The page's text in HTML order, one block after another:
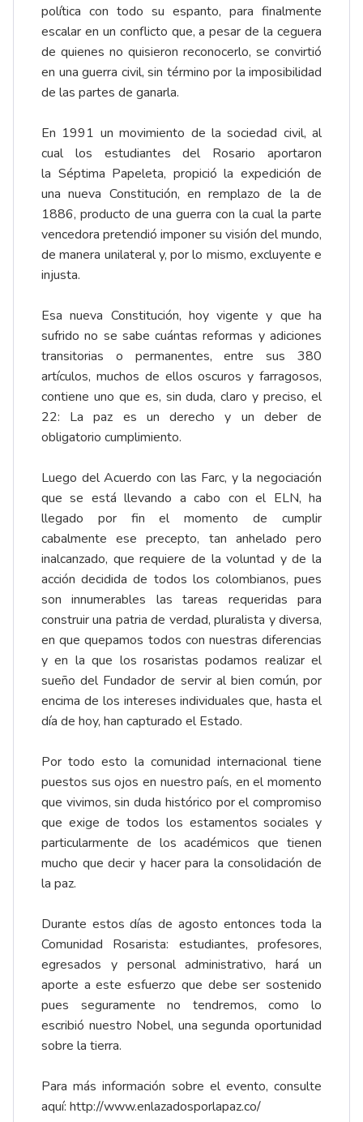
política con todo su espanto, para finalmente
escalar en un conflicto que, a pesar de la ceguera
de quienes no quisieron reconocerlo, se convirtió
en una guerra civil, sin término por la imposibilidad
de las partes de ganarla.
En 1991 un movimiento de la sociedad civil, al
cual los estudiantes del Rosario aportaron
la Séptima Papeleta, propició la expedición de
una nueva Constitución, en remplazo de la de
1886, producto de una guerra con la cual la parte
vencedora pretendió imponer su visión del mundo,
de manera unilateral y, por lo mismo, excluyente e
injusta.
Esa nueva Constitución, hoy vigente y que ha
sufrido no se sabe cuántas reformas y adiciones
transitorias o permanentes, entre sus 380
artículos, muchos de ellos oscuros y farragosos,
contiene uno que es, sin duda, claro y preciso, el
22: La paz es un derecho y un deber de
obligatorio cumplimiento.
Luego del Acuerdo con las Farc, y la negociación
que se está llevando a cabo con el ELN, ha
llegado por fin el momento de cumplir
cabalmente ese precepto, tan anhelado pero
inalcanzado, que requiere de la voluntad y de la
acción decidida de todos los colombianos, pues
son innumerables las tareas requeridas para
construir una patria de verdad, pluralista y diversa,
en que quepamos todos con nuestras diferencias
y en la que los rosaristas podamos realizar el
sueño del Fundador de servir al bien común, por
encima de los intereses individuales que, hasta el
día de hoy, han capturado el Estado.
Por todo esto la comunidad internacional tiene
puestos sus ojos en nuestro país, en el momento
que vivimos, sin duda histórico por el compromiso
que exige de todos los estamentos sociales y
particularmente de los académicos que tienen
mucho que decir y hacer para la consolidación de
la paz.
Durante estos días de agosto entonces toda la
Comunidad Rosarista: estudiantes, profesores,
egresados y personal administrativo, hará un
aporte a este esfuerzo que debe ser sostenido
pues seguramente no tendremos, como lo
escribió nuestro Nobel, una segunda oportunidad
sobre la tierra.
Para más información sobre el evento, consulte
aquí: http://www.enlazadosporlapaz.co/